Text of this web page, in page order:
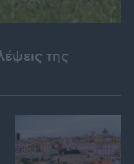
της